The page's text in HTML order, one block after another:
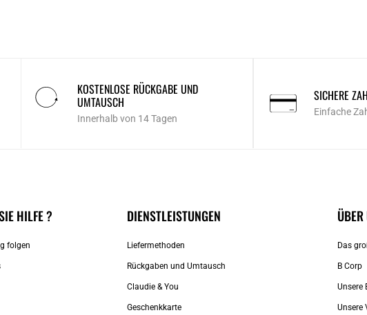
KOSTENLOSE RÜCKGABE UND
UMTAUSCH
Innerhalb von 14 Tagen
SICHERE
Einfache
HILFE ?
folgen
DIENSTLEISTUNGEN
Liefermethoden
Rückgaben und Umtausch
Claudie & You
Geschenkkarte
Das
B Corp
Unsere
Unsere